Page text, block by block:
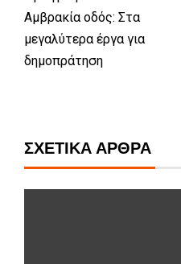
Αμβρακία οδός: Στα
μεγαλύτερα έργα για
δημοπράτηση
ΣΧΕΤΙΚΆ ΆΡΘΡΑ